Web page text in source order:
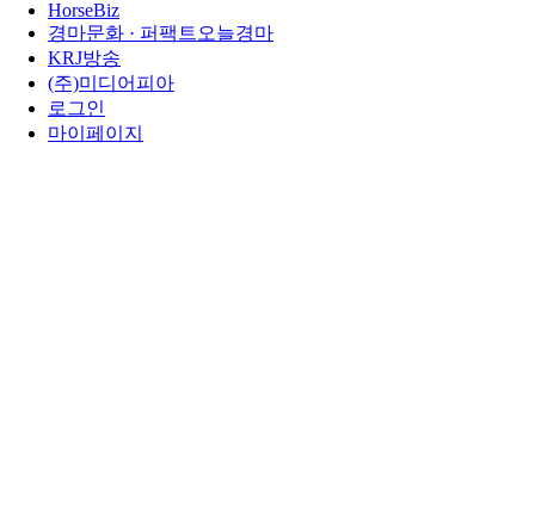
HorseBiz
경마문화 · 퍼팩트오늘경마
KRJ방송
(주)미디어피아
로그인
마이페이지